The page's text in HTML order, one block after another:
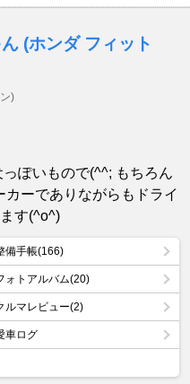
(ホンダ フィット
)
ぽいもので(^^; もちろん
ーでありながらもドライ
す(^o^)
備手帳(166)
ォトアルバム(20)
ルマレビュー(2)
車ログ